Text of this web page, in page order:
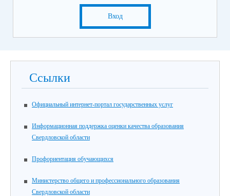
Вход
Ссылки
Официальный интернет-портал государственных услуг
Информационная поддержка оценки качества образования
Свердловской области
Профориентация обучающихся
Министерство общего и профессионального образования
Свердловской области